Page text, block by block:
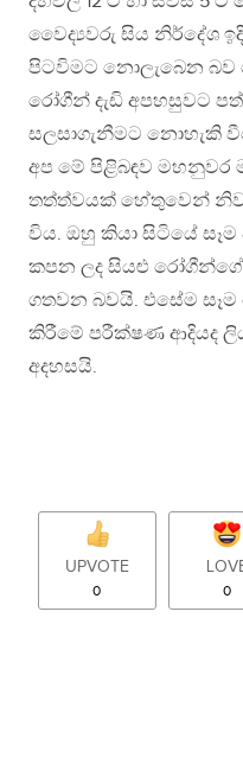
වෛද්‍යවරු සිය නිර්දේශ
පිටවිමට නොලැබෙන බව
රෝගීන් දැඩි අපහසුවට
සලසාගැනීමට නොහැකි
අප මේ පිළිබඳව
තත්ත්වයක් හේතුවෙන්
විය. ඔහු කියා සිටියේ
කපන ලද සියළු රෝගීන්ගේ
ගතවන බවයි. එසේම
කිරීමේ පරීක්ෂණ ආදියද
අදහසයි.
UPVOTE
0 0